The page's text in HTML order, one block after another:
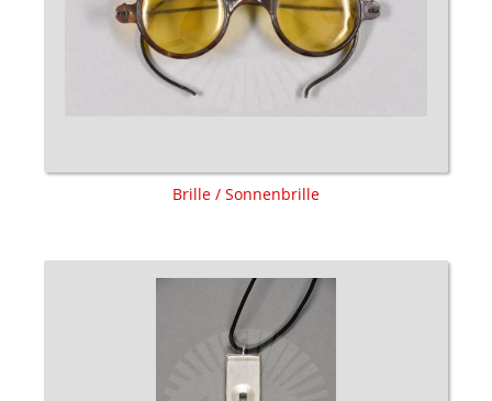
Brille / Sonnenbrille